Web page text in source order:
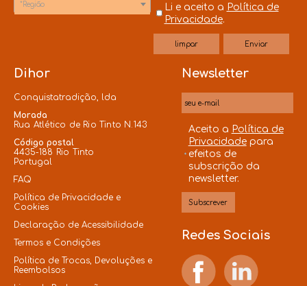
*Região Li e aceito a Política de
Privacidade.
Dihor
Conquistatradição, lda
Morada
Rua Atlético de Rio Tinto N.143
Código postal
4435-188 Rio Tinto
Portugal
FAQ
Política de Privacidade e
Cookies
Declaração de Acessibilidade
Termos e Condições
Política de Trocas, Devoluções e
Reembolsos
Newsletter
Aceito a Política de
Privacidadepara
efeitos de
subscrição da
newsletter.
Redes Sociais